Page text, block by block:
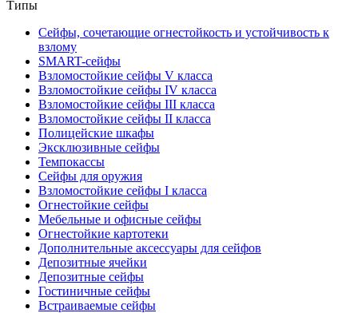
Типы
Сейфы, сочетающие огнестойкость и устойчивость к
взлому
SMART-сейфы
Взломостойкие сейфы V класса
Взломостойкие сейфы IV класса
Взломостойкие сейфы III класса
Взломостойкие сейфы II класса
Полицейские шкафы
Эксклюзивные сейфы
Темпокассы
Сейфы для оружия
Взломостойкие сейфы I класса
Огнестойкие сейфы
Мебельные и офисные сейфы
Огнестойкие картотеки
Дополнительные аксессуары для сейфов
Депозитные ячейки
Депозитные сейфы
Гостиничные сейфы
Встраиваемые сейфы